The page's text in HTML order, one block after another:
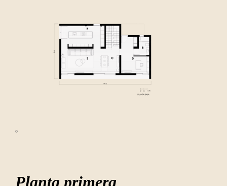
º
Planta primera